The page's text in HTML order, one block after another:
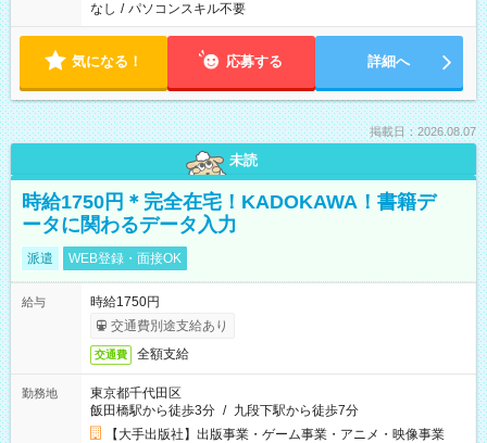
なし / パソコンスキル不要
気になる！ 応募する 詳細へ
掲載日：2026.08.07
未読
時給1750円＊完全在宅！KADOKAWA！書籍デ
ータに関わるデータ入力
派遣 WEB登録・面接OK
給与
時給1750円
交通費別途支給あり
交通費 全額支給
勤務地
東京都千代田区
飯田橋駅から徒歩3分 / 九段下駅から徒歩7分
【大手出版社】出版事業・ゲーム事業・アニメ・映像事業